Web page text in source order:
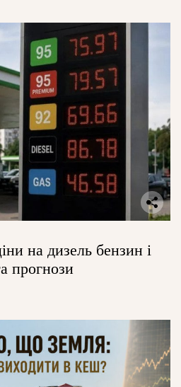
на дизель бензин і
прогнози